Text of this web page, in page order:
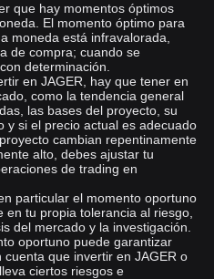
que hay momentos óptimos
El momento óptimo para
moneda está infravalorada,
de compra; cuando se
determinación.
en JAGER, hay que tener en
como la tendencia general
las bases del proyecto, su
y si el precio actual es adecuado
cambian repentinamente
alto, debes ajustar tu
de trading en
particular el momento oportuno
tu propia tolerancia al riesgo,
del mercado y la investigación.
oportuno puede garantizar
que invertir en JAGER o
ciertos riesgos e